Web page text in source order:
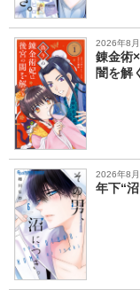
2026年8月
錬金術
闇を解
2026年8月
年下“